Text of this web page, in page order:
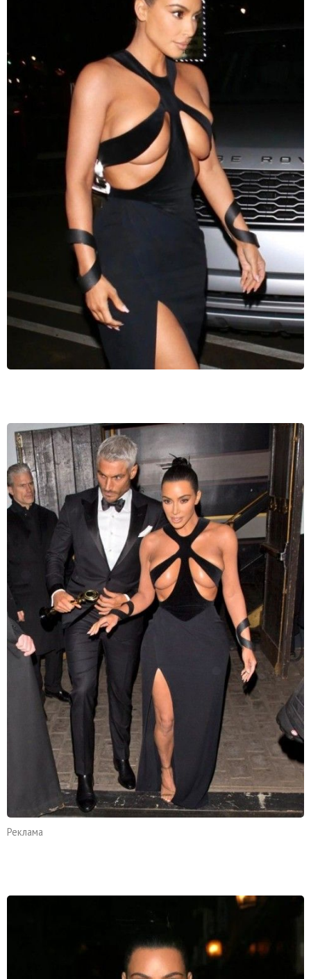
Реклама